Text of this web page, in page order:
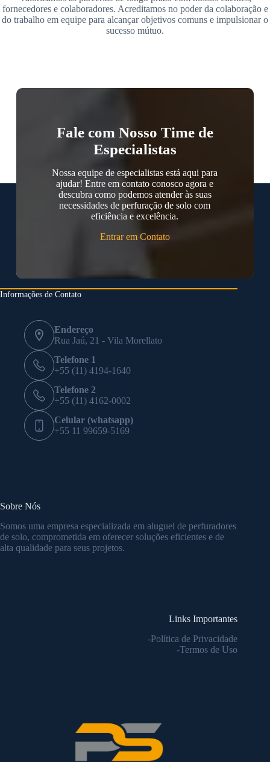
fornecedores e colaboradores. Acreditamos no poder da colaboração e
do trabalho em equipe para alcançar objetivos comuns e impulsionar o
sucesso mútuo.
Fale com Nosso Time de
Especialistas
Nossa equipe de especialistas está aqui para
ajudar! Entre em contato conosco agora e
descubra como podemos atender às suas
necessidades de perfuração de solo com
eficiência e excelência.
Entrar em Contato
Informações de Contato
Endereço
Rua Jaú, 21 - Vila Morellato
Telefone 1
+55 (11) 4194-1640
Telefone 2
+55 (11) 4162-0002
Celular (whatsapp)
+55 11 99659-5169
Sobre Nós
Somos uma empresa especializada em aluguel de perfuradores
de solo, comprometida em oferecer soluções eficientes e de
alta qualidade para seus projetos.
Links Importantes
-Política de Privacidade
-Termos de Uso